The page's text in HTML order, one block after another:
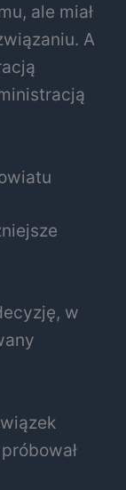
ale miał
A
w